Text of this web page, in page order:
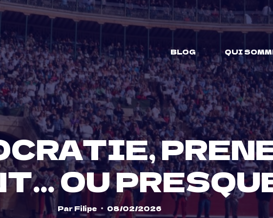
BLOG
QUI
OU
Par Filipe 08/02/2026